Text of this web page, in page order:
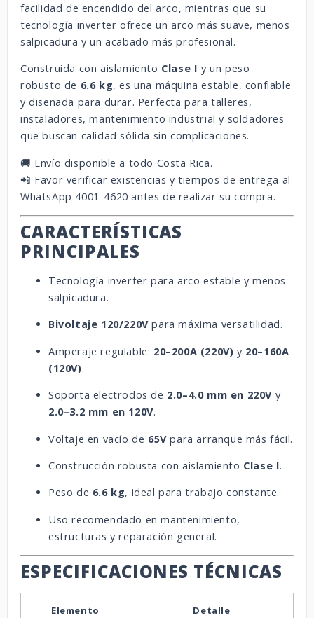
facilidad de encendido del arco, mientras que su
tecnología inverter ofrece un arco más suave, menos
salpicadura y un acabado más profesional.
Construida con aislamiento Clase I y un peso
robusto de 6.6 kg, es una máquina estable, confiable
y diseñada para durar. Perfecta para talleres,
instaladores, mantenimiento industrial y soldadores
que buscan calidad sólida sin complicaciones.
🚚 Envío disponible a todo Costa Rica.
📲 Favor verificar existencias y tiempos de entrega al
WhatsApp 4001-4620 antes de realizar su compra.
CARACTERÍSTICAS
PRINCIPALES
Tecnología inverter para arco estable y menos
salpicadura.
Bivoltaje 120/220Vpara máxima versatilidad.
Amperaje regulable: 20–200A (220V) y 20–160A
(120V).
Soporta electrodos de 2.0–4.0 mm en 220V y
2.0–3.2 mm en 120V.
Voltaje en vacío de 65Vpara arranque más fácil.
Construcción robusta con aislamiento Clase I.
Peso de 6.6 kg, ideal para trabajo constante.
Uso recomendado en mantenimiento,
estructuras y reparación general.
ESPECIFICACIONES TÉCNICAS
Elemento Detalle